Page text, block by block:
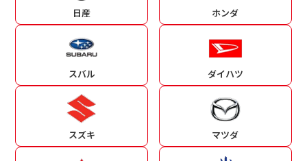
日産 ホンダ
スバル ダイハツ
スズキ マツダ